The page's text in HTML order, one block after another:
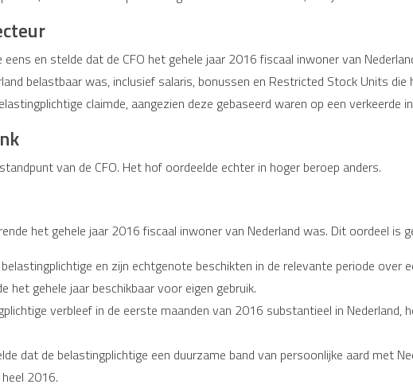
en stelde dat de CFO het gehele jaar 2016 fiscaal inwoner van
belastbaar was, inclusief salaris, bonussen en Restricted Stock Units
claimde, aangezien deze gebaseerd waren op een verkeerde
van de CFO. Het hof oordeelde echter in hoger beroep anders.
het gehele jaar 2016 fiscaal inwoner van Nederland was. Dit oordeel is
en zijn echtgenote beschikten in de relevante periode over
het gehele jaar beschikbaar voor eigen gebruik.
verbleef in de eerste maanden van 2016 substantieel in Nederland,
dat de belastingplichtige een duurzame band van persoonlijke aard met
2016.